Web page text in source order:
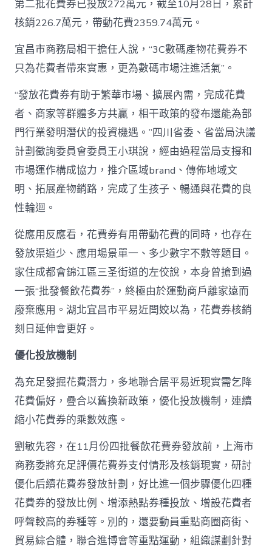
第二批花費券已投放272萬元，截至10月28日，累計
核銷226.7萬元，帶動花費2359.74萬元。
宜昌市商務局相干擔任人說，“3C數碼產物花費券不
只為花費者帶來實惠，更為數碼市場注進活氣”。
“發放花費券有助于繁華市場、擴展內需，完成花費
者、商家等群體多方共贏，相干政策的發布還能為部
門行業發明潛伏的投資機遇。”四川省委、省當局決議
計劃徵詢委員會委員王小琪說，經由過程當局支撐和
市場運作構成協力，推介區域brand、傳佈地域文
明、拓展產物銷路，完成了生孩子、暢通與花費的良
性輪迴。
從應用反應看，花費券有用帶動花費的同時，也存在
發放渠道少、應用場景單一、多少數字不敷等題目。
家住成都會錦江區三圣街道的左佼說，本身曾搶到過
一張“批發餐飲花費券”，終極由於運動商戶離家遠而
廢棄應用。湖北宜昌市平易近閆姣以為，花費券核銷
刻日延伸會更好。
優化投放機制
為充足發掘花費潛力，多地聯合居平易近現實需乞降
花費偏好，疊合以舊換新政策，優化投放機制，連續
縮小花費券的乘數效應。
劉敏先容，在11月份四批餐飲花費券發放前，上海市
商務委將充足評價花費券支付情形及核銷現實，研討
優化后續花費券發放計劃，好比進一個步驟優化四種
花費券的發放比例、增添熱點券種投放、增設花費者
呼聲較高的券種等。別的，還要動員重點商圈商街、
貿易綜合體，聯合進博會等重點運動，組織謀劃針對